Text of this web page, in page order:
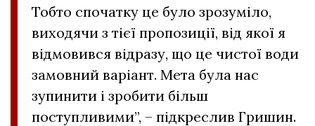
Тобто спочатку це було зрозуміло,
виходячи з тієї пропозиції, від якої я
відмовився відразу, що це чистої води
замовний варіант. Мета була нас
зупинити і зробити більш
поступливими”, – підкреслив Гришин.